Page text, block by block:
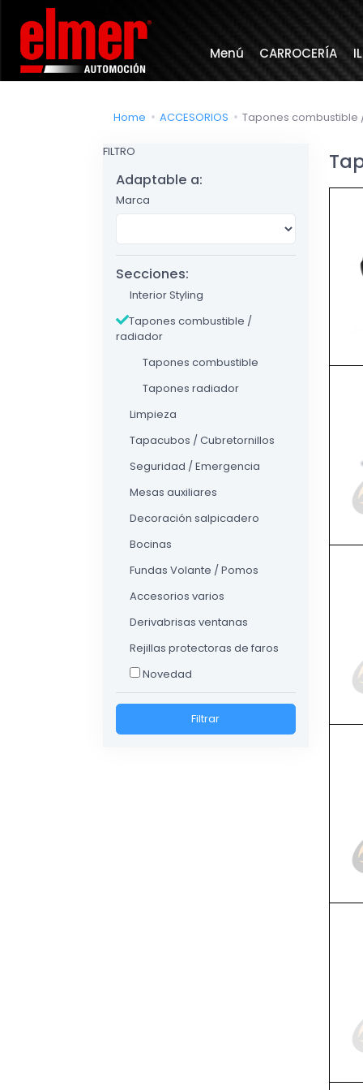
Menú CARROCERÍA
Home ACCESORIOS Tapones
FILTRO
Adaptable a:
Marca
Secciones:
Interior Styling
Tapones combustible /
radiador
Tapones combustible
Tapones radiador
Limpieza
Tapacubos / Cubretornillos
Seguridad / Emergencia
Mesas auxiliares
Decoración salpicadero
Bocinas
Fundas Volante / Pomos
Accesorios varios
Derivabrisas ventanas
Rejillas protectoras de faros
Novedad
Filtrar